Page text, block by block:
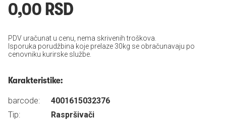
0,00 RSD
PDV uračunat u cenu, nema skrivenih troškova.
Isporuka porudžbina koje prelaze 30kg se obračunavaju po
cenovniku kurirske službe.
Karakteristike:
barcode:
4001615032376
Tip:
Raspršivači